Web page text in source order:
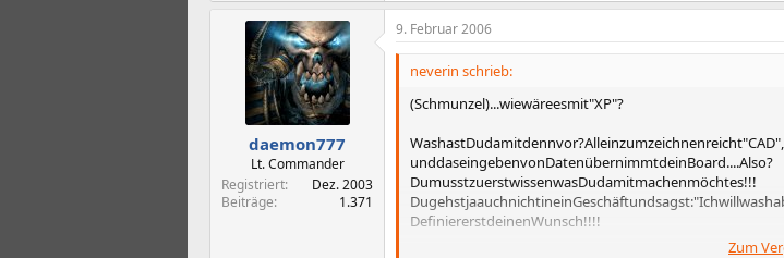
daemon777
Lt. Commander
Registriert
Dez. 2003
Beiträge
1.371
9. Februar 2006
neverin schrieb:
(Schmunzel)...wiewäreesmit"XP"?
WashastDudamitdennvor?Alleinzumzeichnenreicht"CAD",
unddaseingebenvonDatenübernimmtdeinBoard....Also?
DumusstzuerstwissenwasDudamitmachenmöchtes!!!
DefiniererstdeinenWunsch!!!!
Zum